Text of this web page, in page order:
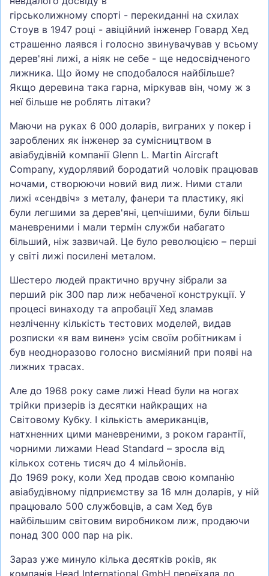
гірськолижному спорті - перекиданні на схилах
Стоув в 1947 році - авіційний інженер Говард Хед
страшенно лаявся і голосно звинувачував у всьому
дерев'яні лижі, а ніяк не себе - ще недосвідченого
лижника. Що йому не сподобалося найбільше?
Якщо деревина така гарна, міркував він, чому ж з
неї більше не роблять літаки?
Маючи на руках 6 000 доларів, виграних у покер і
зароблених як інженер за сумісництвом в
авіабудівній компанії Glenn L. Martin Aircraft
Company, худорлявий бородатий чоловік працював
ночами, створюючи новий вид лиж. Ними стали
лижі «сендвіч» з металу, фанери та пластику, які
були легшими за дерев'яні, цепчішими, були більш
маневреними і мали термін служби набагато
більший, ніж зазвичай. Це було революцією – перші
у світі лижі посилені металом.
Шестеро людей практично вручну зібрали за
перший рік 300 пар лиж небаченої конструкції. У
процесі винаходу та апробації Хед зламав
незліченну кількість тестових моделей, видав
розписки «я вам винен» усім своїм робітникам і
був неодноразово голосно висміяний при появі на
лижних трасах.
Але до 1968 року саме лижі Head були на ногах
трійки призерів із десятки найкращих на
Світовому Кубку. І кількість американців,
натхненних цими маневреними, з роком гарантії,
чорними лижами Head Standard – зросла від
кількох сотень тисяч до 4 мільйонів.
До 1969 року, коли Хед продав свою компанію
авіабудівному підприємству за 16 млн доларів, у ній
працювало 500 службовців, а сам Хед був
найбільшим світовим виробником лиж, продаючи
понад 300 000 пар на рік.
Зараз уже минуло кілька десятків років, як